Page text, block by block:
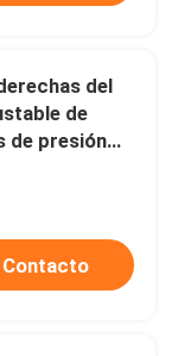
del
de
de presión
Contacto